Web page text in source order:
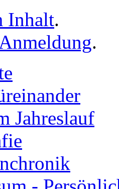
Inhalt.
.
Jahreslauf